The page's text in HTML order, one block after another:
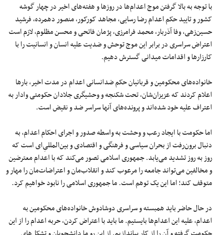
با توجه به بالا گرفتن موج اعدام‌ها در روزها و هفته‌های اخیر در چهار گوشه
کشور و تایید حکم اعدام رضا رسایی، مجاهد کورکور، منصور دهمرده، فرشید
حسین‌زهی، وفا آذربار، محمد فرامرزی، پژمان فاتحی و محسن مظلوم، لازم است
اعتراض سراسری در برابر این موج توحش و ضدیت علیه انسان و انسانیت را با
کارزارها و اقدامات میدانی گسترش دهیم.
خانواده‌های محکومین و قربانیان حکم ضدانسانی اعدام در مدت اخیر، بارها
اعلام کردند که عزیزان‌شان، تحت شکنجه و وحشیگری جلادان حکومتی وادار به
اعتراف علیه خود شده‌اند و پرونده‌های آنها سراسر ضد و نقیض است.
اما حکومت با ایجاد رعب و وحشت به واسطه صدور و اجرای احکام اعدام، به
دنبال برون‌رفت از بحران سیاسی و فرهنگی و اقتصادی و بین‌المللیِ‌ای است که
روز به روز تشدید می‌یابد. جمهوری اسلامی تصور می‌کند که با اعدام معترضین
و مخالفین می‌تواند جامعه را مرعوب کند و انقلاب‌مان و اعتراضات‌مان را مهار و
متوقف کند؛ اما این یک توهم است. ما جمهوری اسلامی را نابود خواهیم کرد.
در حال حاضر باید همبسته و سراسری دوشادوش خانواده‌های محکومین به
اعدام، علیه این اعدام‌ها بایستیم. ما باید با اعتراض کردن، حربه اعدام را از این